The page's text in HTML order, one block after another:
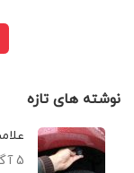
نوشته های تازه
5 آگوست, 2026